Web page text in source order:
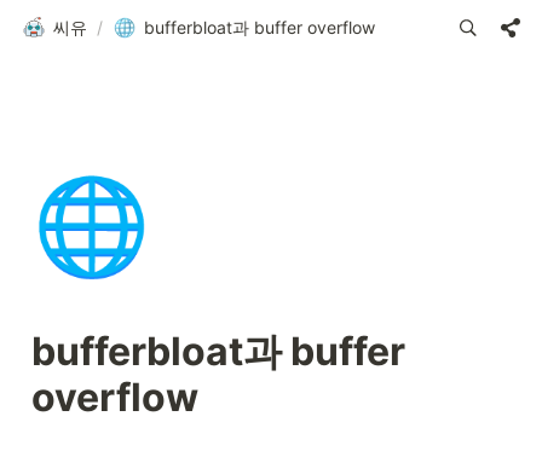
씨유 / bufferbloat과 buffer overflow
🌐
bufferbloat과 buffer
overflow